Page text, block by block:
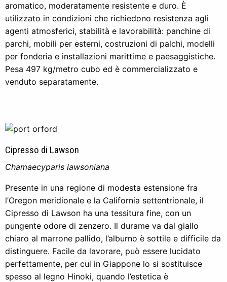
aromatico, moderatamente resistente e duro. È
utilizzato in condizioni che richiedono resistenza agli
agenti atmosferici, stabilità e lavorabilità: panchine di
parchi, mobili per esterni, costruzioni di palchi, modelli
per fonderia e installazioni marittime e paesaggistiche.
Pesa 497 kg/metro cubo ed è commercializzato e
venduto separatamente.
Cipresso di Lawson
Chamaecyparis lawsoniana
Presente in una regione di modesta estensione fra
l’Oregon meridionale e la California settentrionale, il
Cipresso di Lawson ha una tessitura fine, con un
pungente odore di zenzero. Il durame va dal giallo
chiaro al marrone pallido, l’alburno è sottile e difficile da
distinguere. Facile da lavorare, può essere lucidato
perfettamente, per cui in Giappone lo si sostituisce
spesso al legno Hinoki, quando l’estetica è